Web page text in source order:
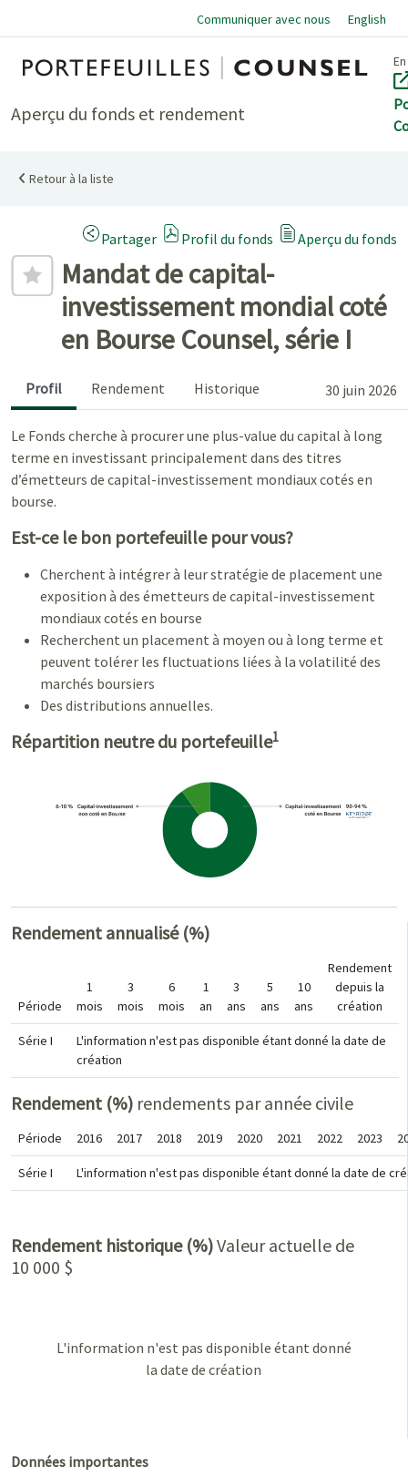
Communiquer avec nous English
Aperçu du fonds et rendement
Retour à la liste
Ajouter aux favoris
Mandat de capital-
investissement mondial coté
en Bourse Counsel, série I
Partager(Ouvre une boîte de dialogue modale)
Profil du fonds Aperçu du fonds
Profil Rendement Historique 30 juin 2026
Le Fonds cherche à procurer une plus-value du capital à long
terme en investissant principalement dans des titres
d’émetteurs de capital-investissement mondiaux cotés en
bourse.
Est-ce le bon portefeuille pour vous?
Cherchent à intégrer à leur stratégie de placement une
exposition à des émetteurs de capital-investissement
mondiaux cotés en bourse
Recherchent un placement à moyen ou à long terme et
peuvent tolérer les fluctuations liées à la volatilité des
marchés boursiers
Des distributions annuelles.
Répartition neutre du portefeuille1
Rendement annualisé (%)
Période
1
mois
3
mois
6
mois
1
an
3
ans
5
ans
10
ans
Rendement
depuis la
création
Série I
L'information n'est pas disponible étant donné la date de
création
Rendement (%) rendements par année civile
Période 2016 2017 2018 2019 2020 2021 2022 2023
Série I L'information n'est pas disponible étant donné la date de
Rendement historique (%)Valeur actuelle de
10 000 $
L'information n'est pas disponible étant donné
la date de création
Données importantes